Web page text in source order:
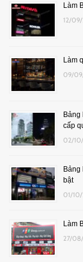
Làm
12/
Làm
09/
Bảng
cấp
02/
Bảng
bật
01/
Làm
27/